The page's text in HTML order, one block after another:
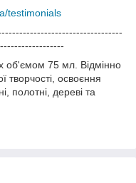
testimonials
об'ємом 75 мл. Відмінно
творчості, освоєння
полотні, дереві та